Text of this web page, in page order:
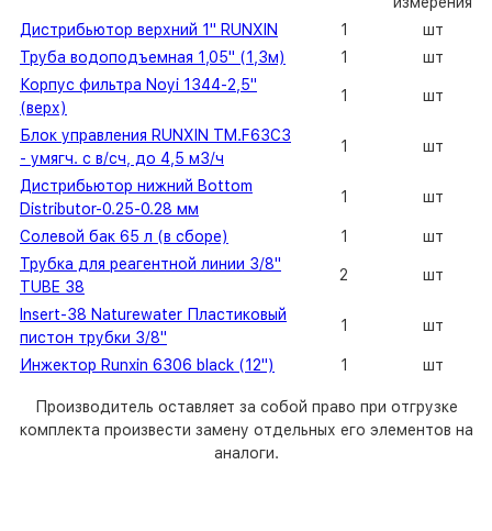
Дистрибьютор верхний 1" RUNXIN
1
шт
Труба водоподъемная 1,05" (1,3м)
1
шт
Корпус фильтра Noyi 1344-2,5"
(верх)
1 шт
Блок управления RUNXIN TM.F63C3
- умягч. с в/сч, до 4,5 м3/ч
1 шт
Дистрибьютор нижний Bottom
Distributor-0.25-0.28 мм
1 шт
Солевой бак 65 л (в сборе) 1
шт
Трубка для реагентной линии 3/8"
TUBE 38
2 шт
Insert-38 Naturewater Пластиковый
пистон трубки 3/8"
1 шт
Инжектор Runxin 6306 black (12") 1 шт
Производитель оставляет за собой право при отгрузке
комплекта произвести замену отдельных его элементов на
аналоги.